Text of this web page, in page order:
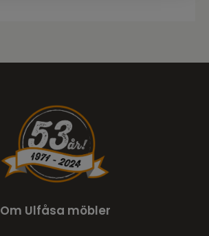
Om Ulfåsa möbler